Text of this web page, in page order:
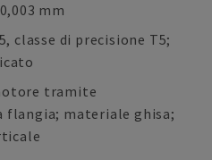
mm
classe di precisione T5;
tramite
flangia; materiale ghisa;